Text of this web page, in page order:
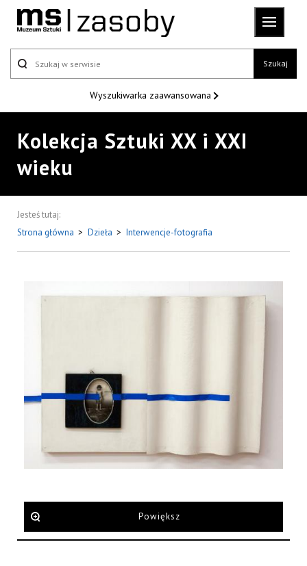
Szukaj
Wyszukiwarka zaawansowana
Kolekcja Sztuki XX i XXI
wieku
Jesteś tutaj:
Strona główna > Dzieła > Interwencje-fotografia
Powiększ